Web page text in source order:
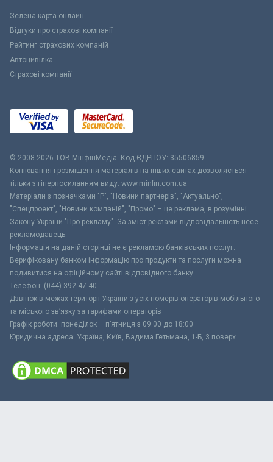
Зелена карта онлайн
Відгуки про страхові компанії
Рейтинг страхових компаній
Автоцивілка
Страхові компанії
© 2008-2026 ТОВ МiнфiнМедiа. Код ЄДРПОУ: 35506859
Копіювання і розміщення матеріалів на інших сайтах дозволяється
тільки з гіперпосиланням виду: www.minfin.com.ua
Матеріали з позначками "Р", "Новини партнерів", "Актуально",
"Спецпроект", "Новини компаній", "Промо" – це реклама, в розумінні
Закону України "Про рекламу". За зміст реклами відповідальність несе
рекламодавець.
Інформація на даній сторінці не є рекламою банківських послуг.
Верифіковану банком інформацію про продукти та послуги можна
подивитися на офіційному сайті відповідного банку.
Телефон: (044) 392-47-40
Дзвінок в межах території України з усіх номерів операторів мобільного
та міського зв’язку за тарифами операторів
Графік роботи: понеділок – п’ятниця з 09:00 до 18:00
Юридична адреса: Україна, Київ, Вадима Гетьмана, 1-Б, 3 поверх